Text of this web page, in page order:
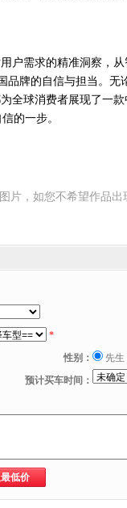
户需求的精准洞察，
牌的自信与担当。无
全球消费者展现了一
的一步。
片，如您不希望作品
*
性别： 先
预计买车时间：